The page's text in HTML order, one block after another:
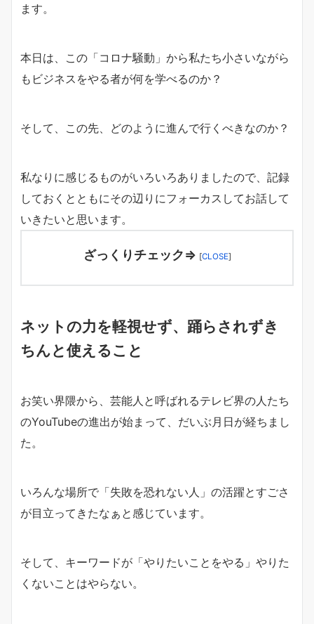
ます。
本日は、この「コロナ騒動」から私たち小さいながら
もビジネスをやる者が何を学べるのか？
そして、この先、どのように進んで行くべきなのか？
私なりに感じるものがいろいろありましたので、記録
しておくとともにその辺りにフォーカスしてお話して
いきたいと思います。
ざっくりチェック⇒ [CLOSE]
ネットの力を軽視せず、踊らされずき
ちんと使えること
お笑い界隈から、芸能人と呼ばれるテレビ界の人たち
のYouTubeの進出が始まって、だいぶ月日が経ちまし
た。
いろんな場所で「失敗を恐れない人」の活躍とすごさ
が目立ってきたなぁと感じています。
そして、キーワードが「やりたいことをやる」やりた
くないことはやらない。